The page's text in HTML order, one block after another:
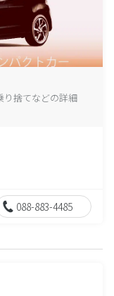
り捨てなどの詳細
088-883-4485